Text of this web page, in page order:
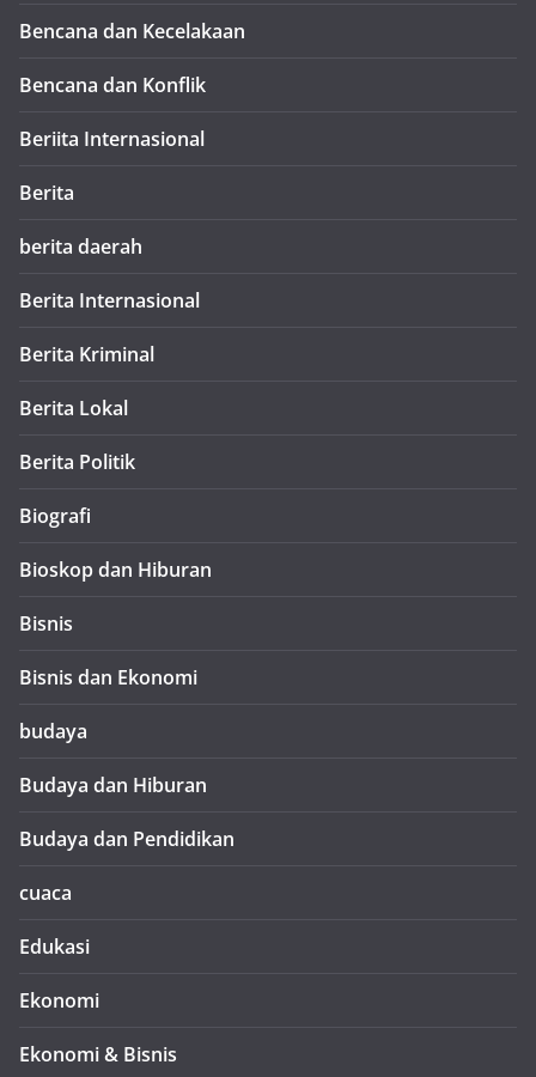
Bencana dan Kecelakaan
Bencana dan Konflik
Beriita Internasional
Berita
berita daerah
Berita Internasional
Berita Kriminal
Berita Lokal
Berita Politik
Biografi
Bioskop dan Hiburan
Bisnis
Bisnis dan Ekonomi
budaya
Budaya dan Hiburan
Budaya dan Pendidikan
cuaca
Edukasi
Ekonomi
Ekonomi & Bisnis